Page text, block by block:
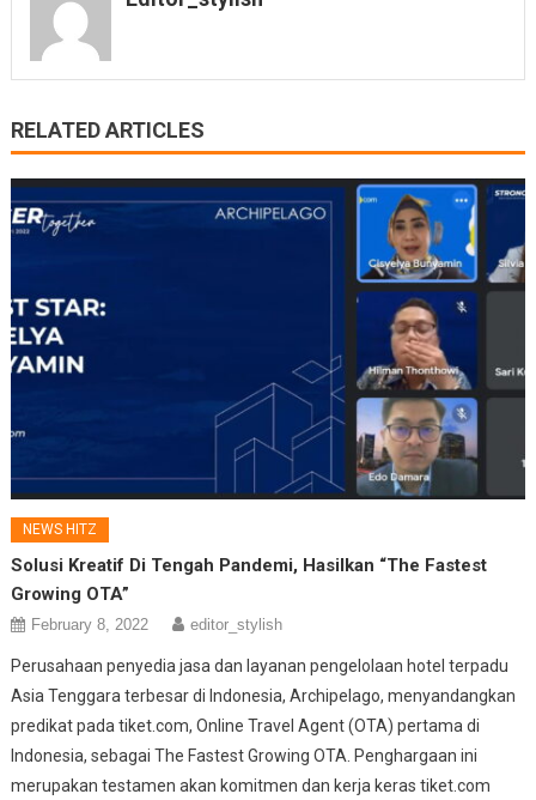
RELATED ARTICLES
NEWS HITZ
Solusi Kreatif Di Tengah Pandemi, Hasilkan “The Fastest
Growing OTA”
February 8, 2022 editor_stylish
Perusahaan penyedia jasa dan layanan pengelolaan hotel terpadu
Asia Tenggara terbesar di Indonesia, Archipelago, menyandangkan
predikat pada tiket.com, Online Travel Agent (OTA) pertama di
Indonesia, sebagai The Fastest Growing OTA. Penghargaan ini
merupakan testamen akan komitmen dan kerja keras tiket.com